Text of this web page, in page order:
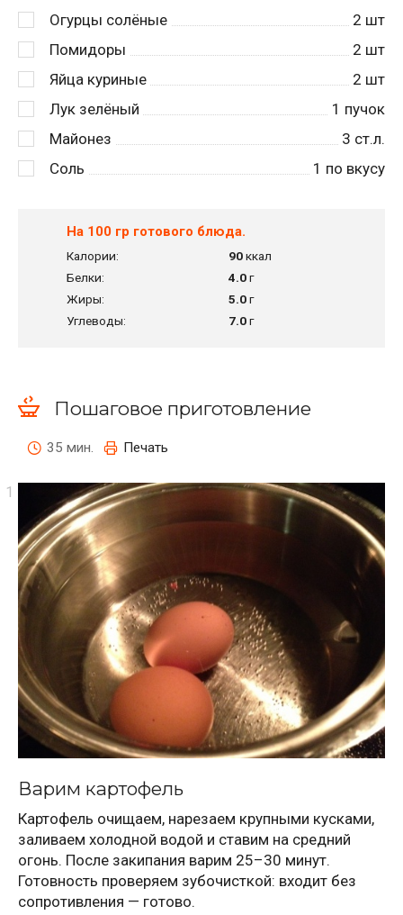
Огурцы солёные
2 шт
Помидоры
2 шт
Яйца куриные
2 шт
Лук зелёный
1 пучок
Майонез
3 ст.л.
Соль
1 по вкусу
На 100 гр готового блюда.
Калории: 90ккал
Белки:
4.0г
Жиры:
5.0г
Углеводы:
7.0г
Пошаговое приготовление
35 мин. Печать
Варим картофель
Картофель очищаем, нарезаем крупными кусками,
заливаем холодной водой и ставим на средний
огонь. После закипания варим 25–30 минут.
Готовность проверяем зубочисткой: входит без
сопротивления — готово.